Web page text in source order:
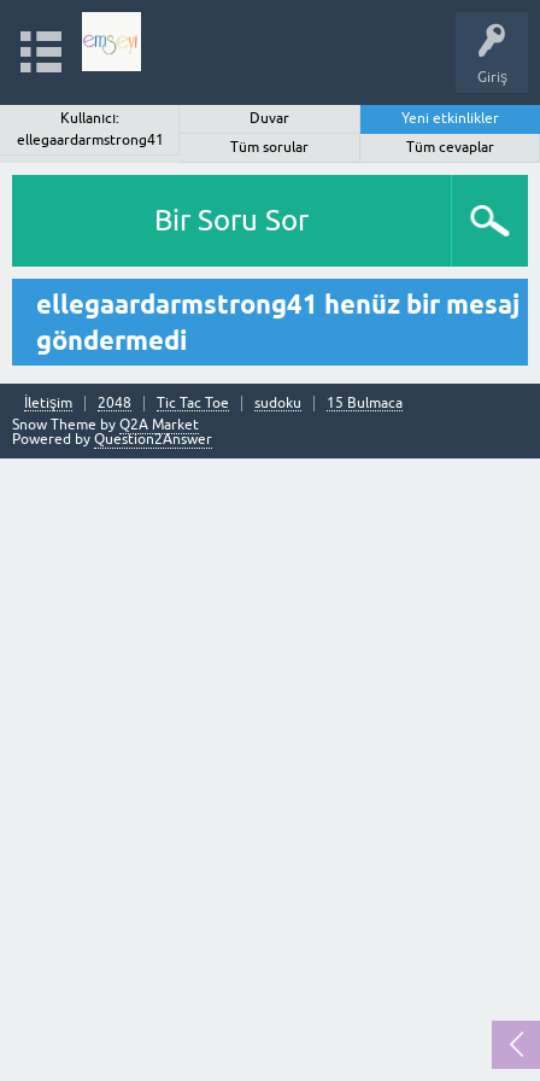
Giriş
Kullanıcı:
ellegaardarmstrong41
Duvar
Yeni etkinlikler
Tüm sorular
Tüm cevaplar
Bir Soru Sor
ellegaardarmstrong41 henüz bir mesaj
göndermedi
İletişim 2048 Tic Tac Toe sudoku
15 Bulmaca
Snow Theme by Q2A Market
Powered by Question2Answer